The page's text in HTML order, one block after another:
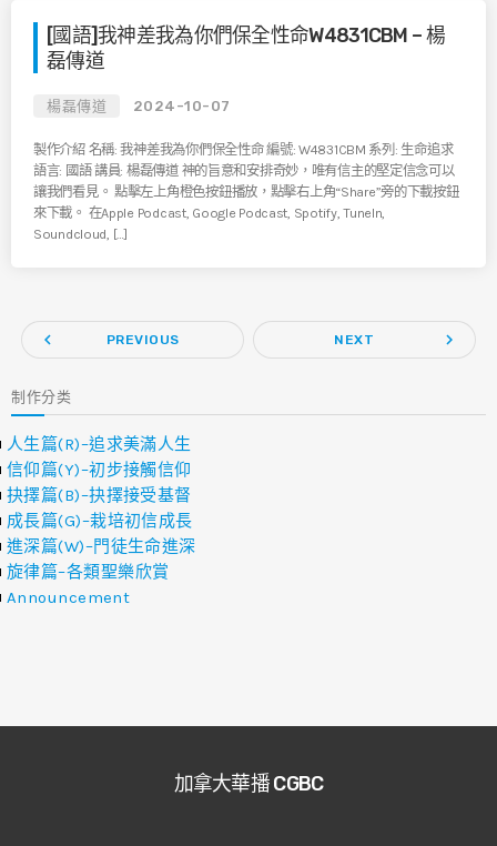
[國語]我神差我為你們保全性命W4831CBM – 楊
磊傳道
楊磊傳道 2024-10-07
製作介紹 名稱: 我神差我為你們保全性命 編號: W4831CBM 系列: 生命追求
語言: 國語 講員: 楊磊傳道 神的旨意和安排奇妙，唯有信主的堅定信念可以
讓我們看見。 點擊左上角橙色按鈕播放，點擊右上角“Share”旁的下載按鈕
來下載。 在Apple Podcast, Google Podcast, Spotify, TuneIn,
Soundcloud, […]
navigate_before PREVIOUS NEXT navigate_next
制作分类
人生篇(R)–追求美滿人生
信仰篇(Y)–初步接觸信仰
抉擇篇(B)–抉擇接受基督
成長篇(G)–栽培初信成長
進深篇(W)–門徒生命進深
旋律篇–各類聖樂欣賞
Announcement
加拿大華播 CGBC